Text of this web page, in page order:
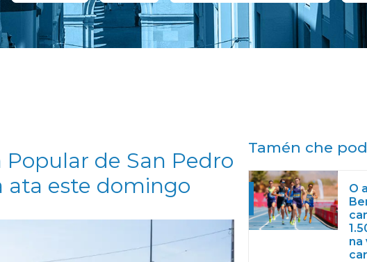
Popular de San Pedro
ata este domingo
Tamén che
O
na